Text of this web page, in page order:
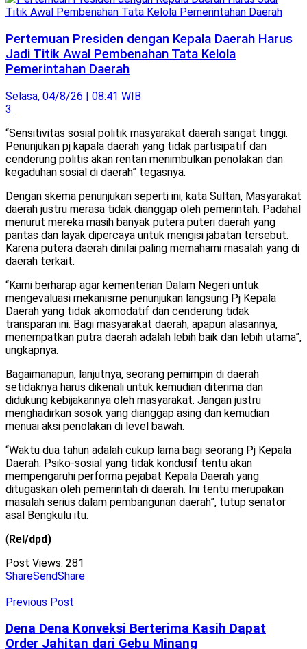
Pertemuan Presiden dengan Kepala Daerah Harus
Jadi Titik Awal Pembenahan Tata Kelola
Pemerintahan Daerah
Selasa, 04/8/26 | 08:41 WIB
3
“Sensitivitas sosial politik masyarakat daerah sangat tinggi.
Penunjukan pj kapala daerah yang tidak partisipatif dan
cenderung politis akan rentan menimbulkan penolakan dan
kegaduhan sosial di daerah” tegasnya.
Dengan skema penunjukan seperti ini, kata Sultan, Masyarakat
daerah justru merasa tidak dianggap oleh pemerintah. Padahal
menurut mereka masih banyak putera puteri daerah yang
pantas dan layak dipercaya untuk mengisi jabatan tersebut.
Karena putera daerah dinilai paling memahami masalah yang di
daerah terkait.
“Kami berharap agar kementerian Dalam Negeri untuk
mengevaluasi mekanisme penunjukan langsung Pj Kepala
Daerah yang tidak akomodatif dan cenderung tidak
transparan ini. Bagi masyarakat daerah, apapun alasannya,
menempatkan putra daerah adalah lebih baik dan lebih utama”,
ungkapnya.
Bagaimanapun, lanjutnya, seorang pemimpin di daerah
setidaknya harus dikenali untuk kemudian diterima dan
didukung kebijakannya oleh masyarakat. Jangan justru
menghadirkan sosok yang dianggap asing dan kemudian
menuai aksi penolakan di level bawah.
“Waktu dua tahun adalah cukup lama bagi seorang Pj Kepala
Daerah. Psiko-sosial yang tidak kondusif tentu akan
mempengaruhi performa pejabat Kepala Daerah yang
ditugaskan oleh pemerintah di daerah. Ini tentu merupakan
masalah serius dalam pembangunan daerah”, tutup senator
asal Bengkulu itu.
(Rel/dpd)
Post Views: 281
ShareSendShare
Previous Post
Dena Dena Konveksi Berterima Kasih Dapat
Order Jahitan dari Gebu Minang